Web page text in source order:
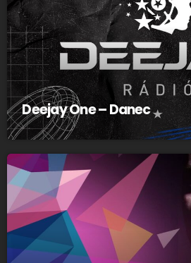
Deejay One – Danec